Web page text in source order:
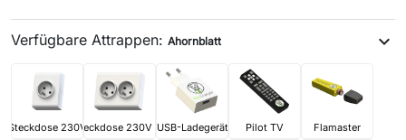
Verfügbare Attrappen: Ahornblatt expand_more
Steckdose 230VSteckdose 230V x2USB-Ladegerät Pilot TV Flamaster